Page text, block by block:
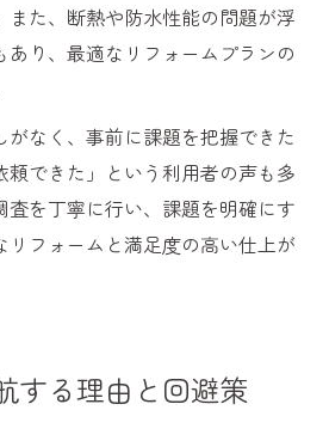
また、断熱や防水性能の問題が浮
あり、最適なリフォームプランの
がなく、事前に課題を把握できた
頼できた」という利用者の声も多
査を丁寧に行い、課題を明確にす
リフォームと満足度の高い仕上が
する理由と回避策